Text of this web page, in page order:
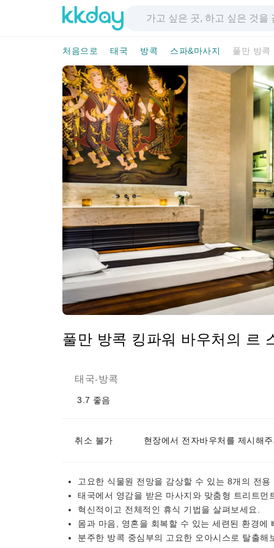
처음으로 태국 방콕 스파&마사지 풀만 방콕
풀만 방콕 킹파워 바우처의 르
태국-방콕
3.7 좋음
취소 불가 현장에서 전자바우처를 제시해주
고요한 식물원 전망을 감상할 수 있는 8개의 전용
태국에서 영감을 받은 마사지와 맞춤형 트리트먼
혁신적이고 전체적인 휴식 기법을 살펴보세요.
몸과 마음, 영혼을 회복할 수 있는 세련된 환경에
분주한 방콕 중심부의 고요한 오아시스로 탈출해